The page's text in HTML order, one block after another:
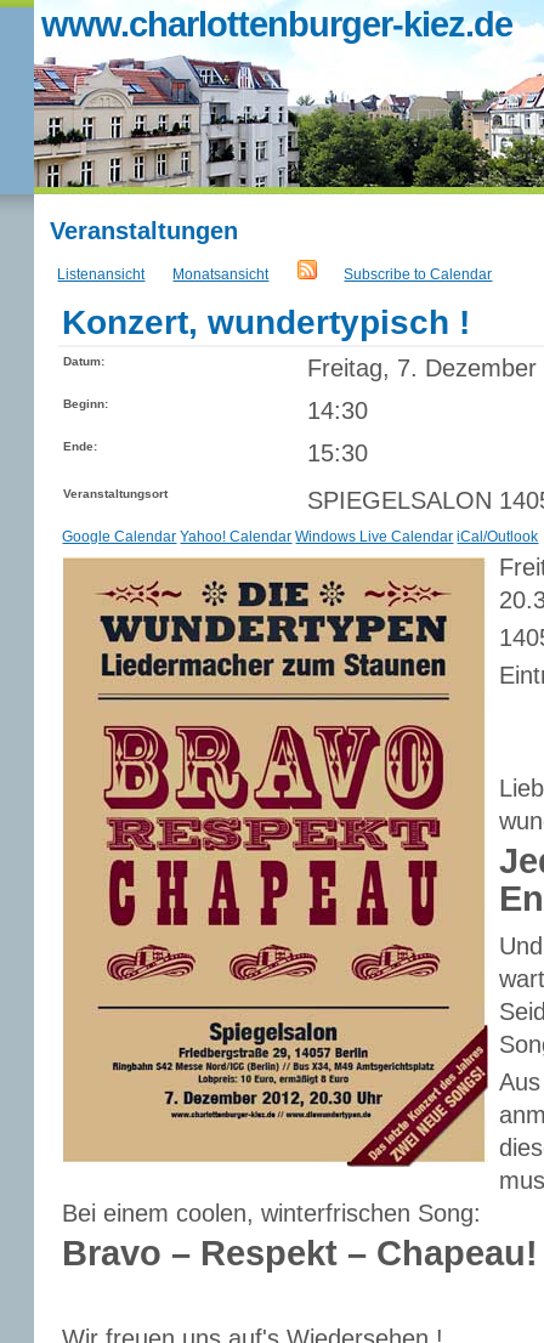
www.charlottenburger-kiez.de
Veranstaltungen
Listenansicht Monatsansicht Subscribe to Calendar
Konzert, wundertypisch !
Datum: Freitag, 7. Dezember
Beginn: 14:30
Ende: 15:30
Veranstaltungsort SPIEGELSALON
Google Calendar Yahoo! Calendar Windows Live Calendar iCal/Outlook
Bei einem coolen, winterfrischen Song:
Bravo – Respekt – Chapeau!